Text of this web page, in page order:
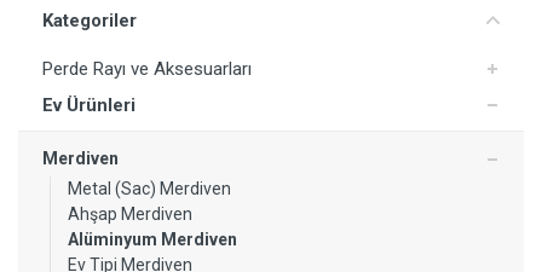
Kategoriler
Perde Rayı ve Aksesuarları
Ev Ürünleri
Merdiven
Metal (Sac) Merdiven
Ahşap Merdiven
Alüminyum Merdiven
Ev Tipi Merdiven
Yorum Ekle